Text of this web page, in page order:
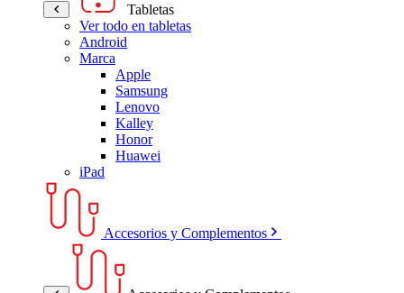
Tabletas
Ver todo en tabletas
Android
Marca
Apple
Samsung
Lenovo
Kalley
Honor
Huawei
iPad
Accesorios y Complementos